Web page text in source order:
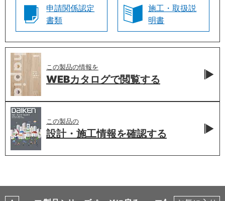
申請関係認定
書類
施工・取扱説
明書
この製品の情報を
WEBカタログで閲覧する
この製品の
設計・施工情報を確認する